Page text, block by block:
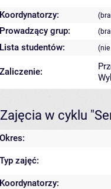
Koordynatorzy:
Prowadzący grup:
Lista studentów:
Zaliczenie:
Zajęcia w cyklu
Okres:
Typ zajęć:
Koordynatorzy: